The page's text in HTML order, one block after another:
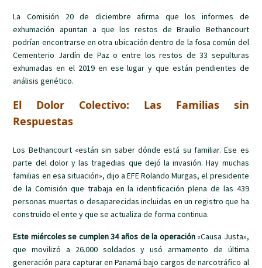
La Comisión 20 de diciembre afirma que los informes de
exhumación apuntan a que los restos de Braulio Bethancourt
podrían encontrarse en otra ubicación dentro de la fosa común del
Cementerio Jardín de Paz o entre los restos de 33 sepulturas
exhumadas en el 2019 en ese lugar y que están pendientes de
análisis genético.
El Dolor Colectivo: Las Familias sin
Respuestas
Los Bethancourt «están sin saber dónde está su familiar. Ese es
parte del dolor y las tragedias que dejó la invasión. Hay muchas
familias en esa situación», dijo a EFE Rolando Murgas, el presidente
de la Comisión que trabaja en la identificación plena de las 439
personas muertas o desaparecidas incluidas en un registro que ha
construido el ente y que se actualiza de forma continua.
Este miércoles se cumplen 34 años de la operación «Causa Justa»,
que movilizó a 26.000 soldados y usó armamento de última
generación para capturar en Panamá bajo cargos de narcotráfico al